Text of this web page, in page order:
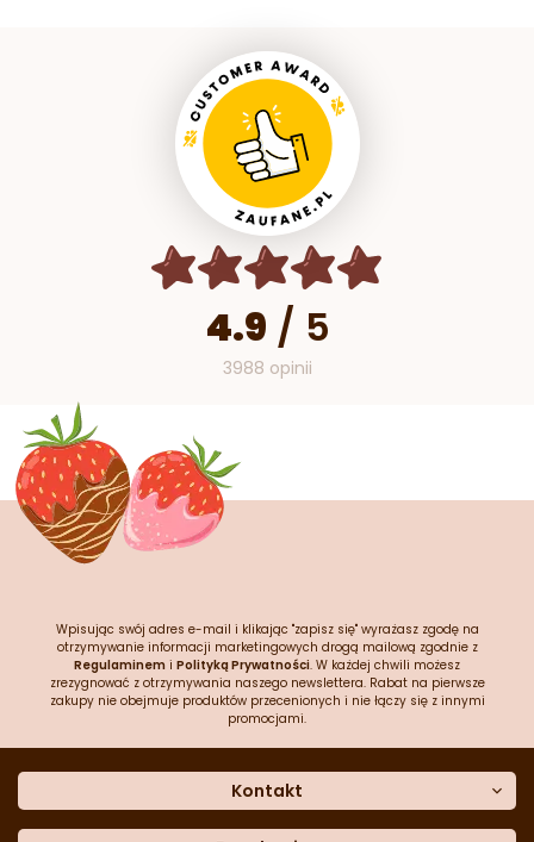
4.9 / 5
3988 opinii
Wpisując swój adres e-mail i klikając "zapisz się" wyrażasz zgodę na
otrzymywanie informacji marketingowych drogą mailową zgodnie z
Regulaminem i Polityką Prywatności. W każdej chwili możesz
zrezygnować z otrzymywania naszego newslettera. Rabat na pierwsze
zakupy nie obejmuje produktów przecenionych i nie łączy się z innymi
promocjami.
Kontakt